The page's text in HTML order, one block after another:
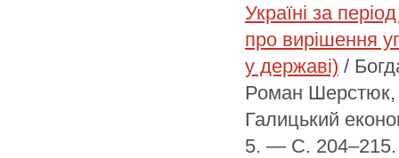
Україні за
про вирішення
у державі) /
Роман Шерстюк,
Галицький
5. — С. 204–215.